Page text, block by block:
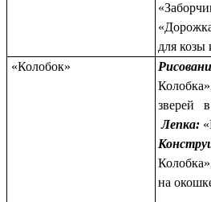
для козы
«Колобок»
зверей в
Лепка:
на